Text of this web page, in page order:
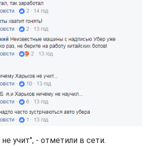
учит", - отметили в сети.